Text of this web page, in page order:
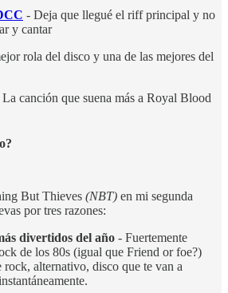
- Deja que llegué el riff principal y no
y cantar
rola del disco y una de las mejores del
La canción que suena más a Royal Blood
But Thieves (NBT) en mi segunda
por tres razones:
divertidos del año - Fuertemente
de los 80s (igual que Friend or foe?)
rock, alternativo, disco que te van a